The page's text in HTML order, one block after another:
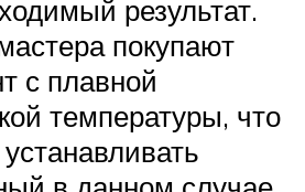
результат.
покупают
с плавной
температуры, что